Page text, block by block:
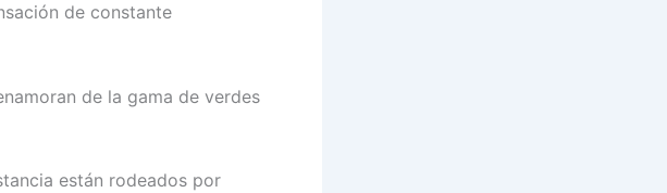
de constante
de la gama de verdes
están rodeados por